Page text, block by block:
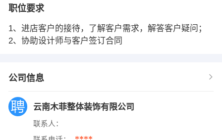
职位要求
1、进店客户的接待，了解客户需求，解答客户疑问；
2、协助设计师与客户签订合同
公司信息
云南木菲整体装饰有限公司
联系人：